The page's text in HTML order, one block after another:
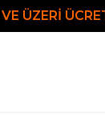
ÜZERİ